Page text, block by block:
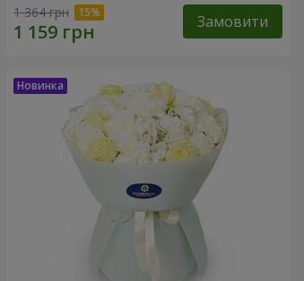
1 364 грн Замовити